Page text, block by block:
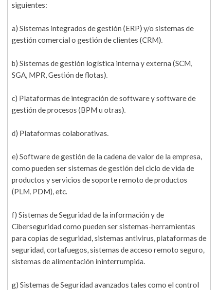
siguientes:
a) Sistemas integrados de gestión (ERP) y/o sistemas de
gestión comercial o gestión de clientes (CRM).
b) Sistemas de gestión logística interna y externa (SCM,
SGA, MPR, Gestión de flotas).
c) Plataformas de integración de software y software de
gestión de procesos (BPM u otras).
d) Plataformas colaborativas.
e) Software de gestión de la cadena de valor de la empresa,
como pueden ser sistemas de gestión del ciclo de vida de
productos y servicios de soporte remoto de productos
(PLM, PDM), etc.
f) Sistemas de Seguridad de la información y de
Ciberseguridad como pueden ser sistemas-herramientas
para copias de seguridad, sistemas antivirus, plataformas de
seguridad, cortafuegos, sistemas de acceso remoto seguro,
sistemas de alimentación ininterrumpida.
g) Sistemas de Seguridad avanzados tales como el control